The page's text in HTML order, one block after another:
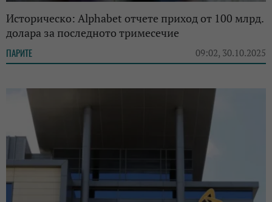
Историческо: Alphabet отчете приход от 100 млрд.
долара за последното тримесечие
ПАРИТЕ 09:02, 30.10.2025